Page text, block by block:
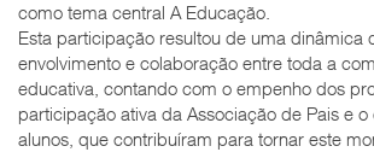
como tema central A Educação.
Esta participação resultou de uma dinâmica
envolvimento e colaboração entre toda a
educativa, contando com o empenho dos
participação ativa da Associação de Pais e
alunos, que contribuíram para tornar este